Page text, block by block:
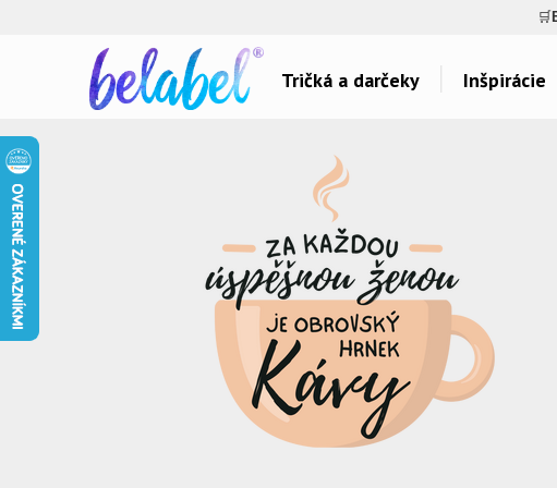
Tričká a darčeky Inšpirácie
Dárky pro bráchu
Dárky pro dědu
Dárky pro partnerku
Dárky pro přátele
Láska
Hlášky
Detské
Hudba & Film
Humor
Ostatné
Všetko..